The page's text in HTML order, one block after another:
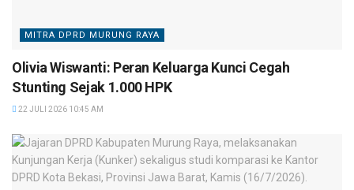
MITRA DPRD MURUNG RAYA
Olivia Wiswanti: Peran Keluarga Kunci Cegah
Stunting Sejak 1.000 HPK
22 JULI 2026 10:45 AM